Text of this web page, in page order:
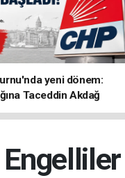
yeni dönem:
Taceddin Akdağ